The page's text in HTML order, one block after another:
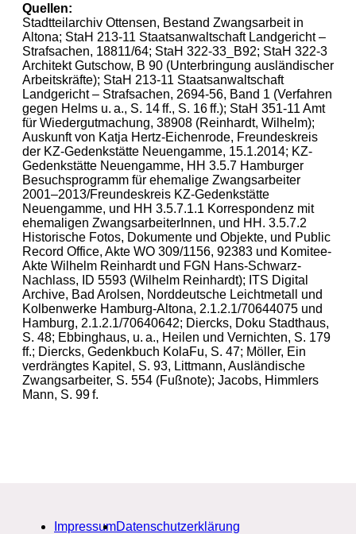
Quellen:
Stadtteilarchiv Ottensen, Bestand Zwangsarbeit in
Altona; StaH 213-11 Staatsanwaltschaft Landgericht –
Strafsachen, 18811/64; StaH 322-33_B92; StaH 322-3
Architekt Gutschow, B 90 (Unterbringung ausländischer
Arbeitskräfte); StaH 213-11 Staatsanwaltschaft
Landgericht – Strafsachen, 2694-56, Band 1 (Verfahren
gegen Helms u. a., S. 14 ff., S. 16 ff.); StaH 351-11 Amt
für Wiedergutmachung, 38908 (Reinhardt, Wilhelm);
Auskunft von Katja Hertz-Eichenrode, Freundeskreis
der KZ-Gedenkstätte Neuengamme, 15.1.2014; KZ-
Gedenkstätte Neuengamme, HH 3.5.7 Hamburger
Besuchsprogramm für ehemalige Zwangsarbeiter
2001–2013/Freundeskreis KZ-Gedenkstätte
Neuengamme, und HH 3.5.7.1.1 Korrespondenz mit
ehemaligen ZwangsarbeiterInnen, und HH. 3.5.7.2
Historische Fotos, Dokumente und Objekte, und Public
Record Office, Akte WO 309/1156, 92383 und Komitee-
Akte Wilhelm Reinhardt und FGN Hans-Schwarz-
Nachlass, ID 5593 (Wilhelm Reinhardt); ITS Digital
Archive, Bad Arolsen, Norddeutsche Leichtmetall und
Kolbenwerke Hamburg-Altona, 2.1.2.1/70644075 und
Hamburg, 2.1.2.1/70640642; Diercks, Doku Stadthaus,
S. 48; Ebbinghaus, u. a., Heilen und Vernichten, S. 179
ff.; Diercks, Gedenkbuch KolaFu, S. 47; Möller, Ein
verdrängtes Kapitel, S. 93, Littmann, Ausländische
Zwangsarbeiter, S. 554 (Fußnote); Jacobs, Himmlers
Mann, S. 99 f.
ImpressumDatenschutzerklärung